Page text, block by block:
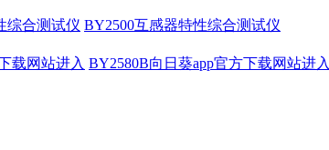
综合测试仪 BY2500互感器特性综合测试仪
载网站进入 BY2580B向日葵app官方下载网站进入